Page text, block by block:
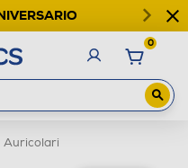
0
Auricolari